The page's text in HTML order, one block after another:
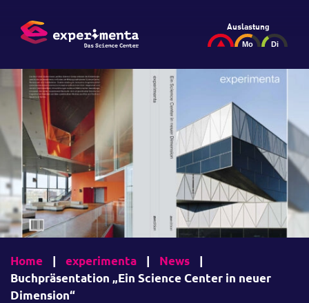
Auslastung
Home | experimenta | News
|
Buchpräsentation „Ein Science Center in neuer
Dimension“